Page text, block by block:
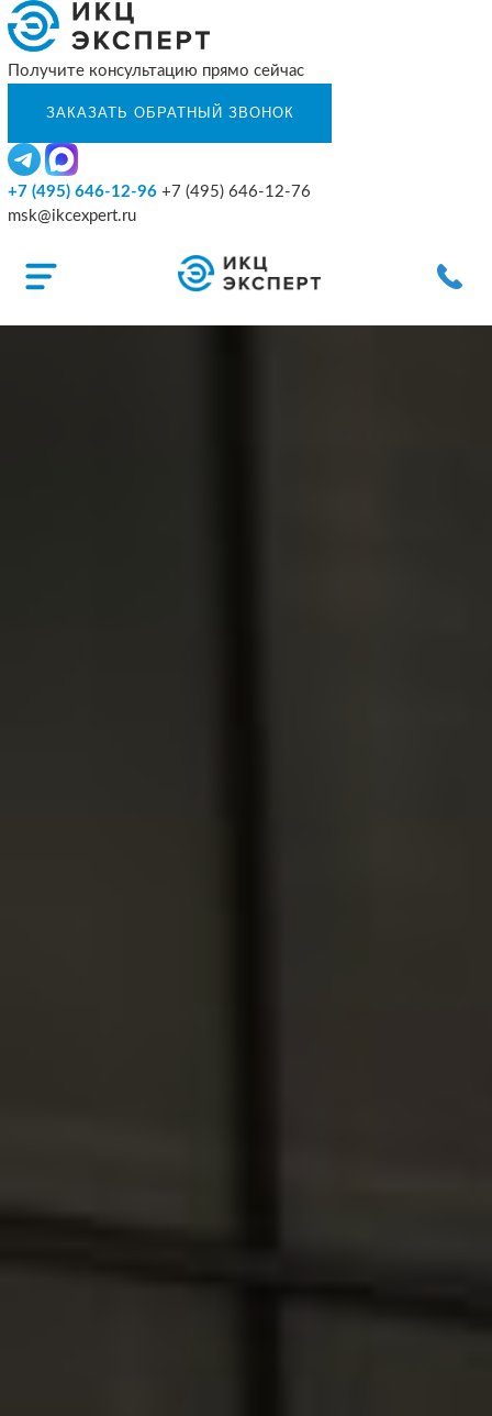
Получите консультацию прямо сейчас
+7 (495) 646-12-96 +7 (495) 646-12-76
msk@ikcexpert.ru